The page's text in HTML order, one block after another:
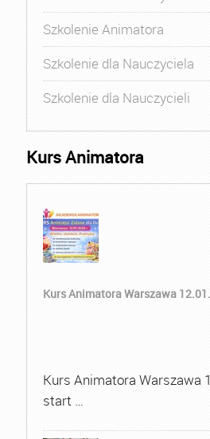
Szkolenie Animatora
Szkolenie dla Nauczyciela
Szkolenie dla Nauczycieli
Kurs Animatora
Kurs Animatora Warszawa
Kurs Animatora Warszawa
start …